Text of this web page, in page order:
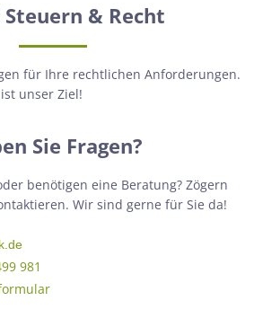
Steuern & Recht
für Ihre rechtlichen Anforderungen.
unser Ziel!
Sie Fragen?
benötigen eine Beratung? Zögern
Wir sind gerne für Sie da!
981